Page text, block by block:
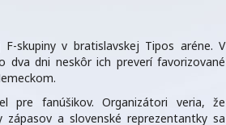
skupiny v bratislavskej Tipos aréne. V
dni neskôr ich preverí favorizované
pre fanúšikov. Organizátori veria, že
a slovenské reprezentantky sa